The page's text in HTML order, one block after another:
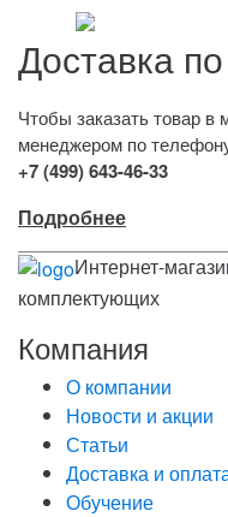
Доставка
Чтобы заказать товар в
менеджером по
+7 (499) 643-46-33
Подробнее
Интернет-
комплектующих
Компания
О компании
Новости и акции
Статьи
Доставка и
Обучение